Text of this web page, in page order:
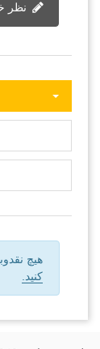
هیچ
کنید.